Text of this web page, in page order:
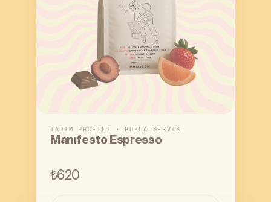
TADIM PROFILI • BUZLA SERVIS
Manıfesto Espresso
₺620